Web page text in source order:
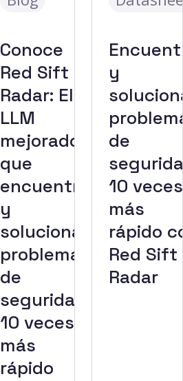
Conoce
Red Sift
Radar: El
LLM
mejorado
que
encuentra
y
soluciona
problemas
de
seguridad
10 veces
más
rápido
y
de
10 veces
más
rápido
Red Sift
Radar